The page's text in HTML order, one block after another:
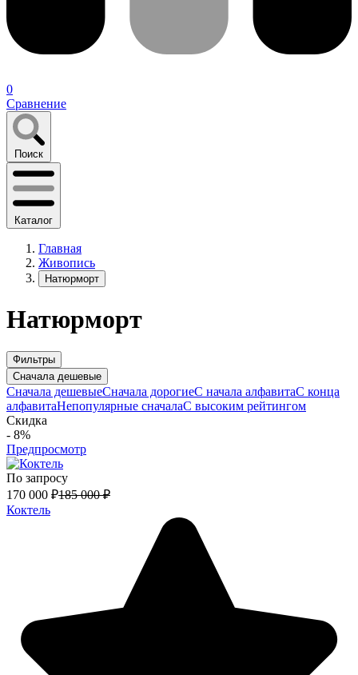
0
Сравнение
Поиск
Каталог
Главная
Живопись
Натюрморт
Натюрморт
Фильтры
Сначала дешевые
Сначала дешевыеСначала дорогиеС начала алфавитаС конца
алфавитаНепопулярные сначалаС высоким рейтингом
Скидка
- 8%
Предпросмотр
По запросу
170 000 ₽185 000 ₽
Коктель